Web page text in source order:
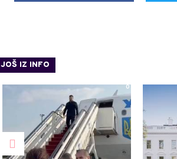
JOŠ IZ INFO
0